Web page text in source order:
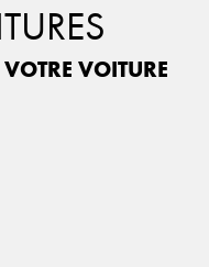
VOITURE